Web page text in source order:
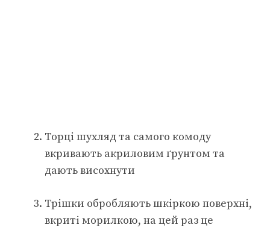
Торці шухляд та самого комоду
вкривають акриловим ґрунтом та
дають висохнути
Трішки обробляють шкіркою поверхні,
вкриті морилкою, на цей раз це